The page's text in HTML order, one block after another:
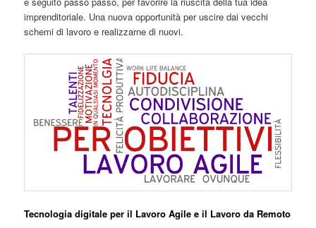
imprenditoriale. Una nuova opportunità per uscire dai vecchi
schemi di lavoro e realizzarne di nuovi.
Tecnologia digitale per il Lavoro Agile e il Lavoro da Remoto